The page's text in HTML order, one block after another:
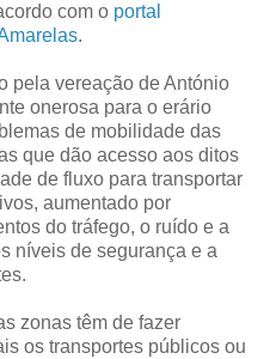
com o portal
.
pela vereação de António
onerosa para o erário
de mobilidade das
que dão acesso aos ditos
de fluxo para transportar
aumentado por
do tráfego, o ruído e a
níveis de segurança e a
zonas têm de fazer
os transportes públicos ou